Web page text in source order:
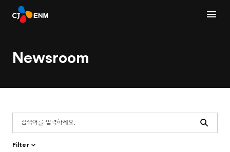
Newsroom
Search
Filter